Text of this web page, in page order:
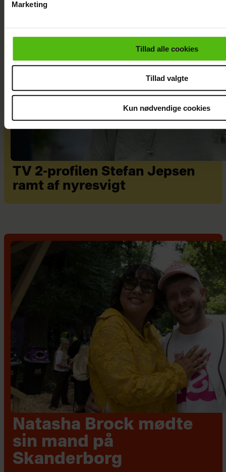
cookiepolitik.
Marketing
Tillad alle cookies
Tillad valgte
Kun nødvendige cookies
TV 2-profilen Stefan Jepsen
ramt af nyresvigt
Natasha Brock mødte
sin mand på
Skanderborg